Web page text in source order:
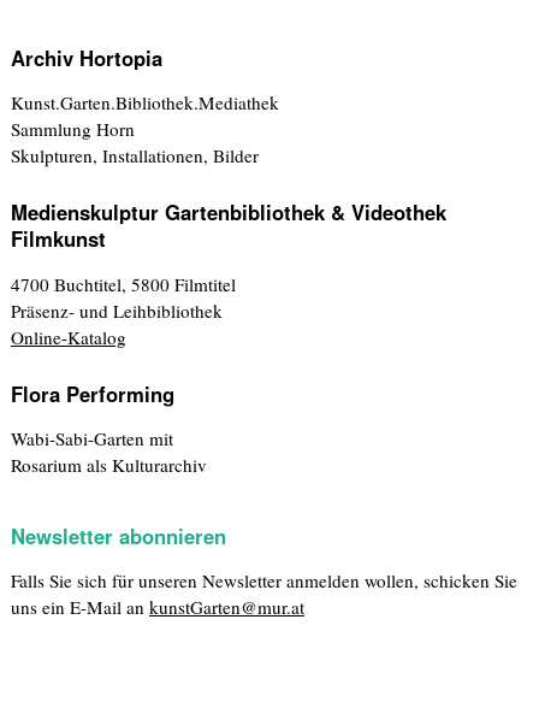
Archiv Hortopia
Kunst.Garten.Bibliothek.Mediathek
Sammlung Horn
Skulpturen, Installationen, Bilder
Medienskulptur Gartenbibliothek & Videothek
Filmkunst
4700 Buchtitel, 5800 Filmtitel
Präsenz- und Leihbibliothek
Online-Katalog
Flora Performing
Wabi-Sabi-Garten mit
Rosarium als Kulturarchiv
Newsletter abonnieren
Falls Sie sich für unseren Newsletter anmelden wollen, schicken Sie
uns ein E-Mail an kunstGarten@mur.at